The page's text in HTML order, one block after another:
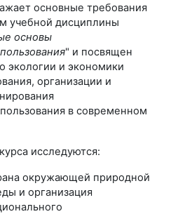
основные требования
учебной дисциплины
основы
" и посвящен
экологии и экономики
организации и
в современном
исследуются:
окружающей природной
и организация